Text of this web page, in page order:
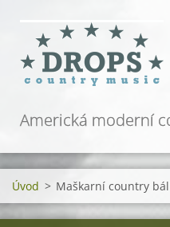
Americká moderní
Úvod > Maškarní country